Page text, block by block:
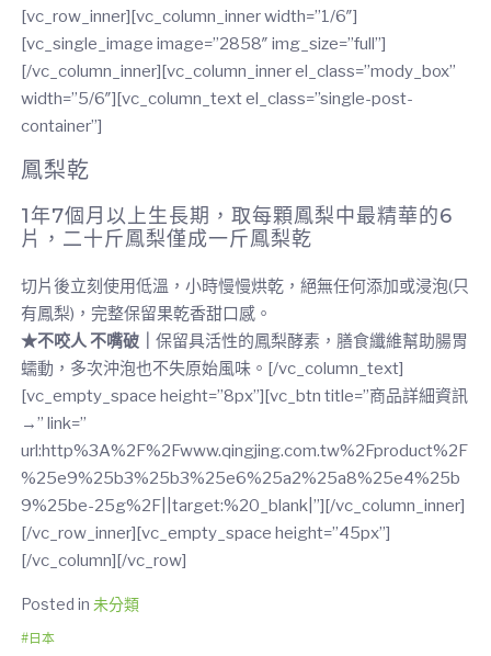
[vc_row_inner][vc_column_inner width=”1/6″]
[vc_single_image image=”2858″ img_size=”full”]
[/vc_column_inner][vc_column_inner el_class=”mody_box”
width=”5/6″][vc_column_text el_class=”single-post-
container”]
鳳梨乾
1年7個月以上生長期，取每顆鳳梨中最精華的6
片，二十斤鳳梨僅成一斤鳳梨乾
切片後立刻使用低溫，小時慢慢烘乾，絕無任何添加或浸泡(只
有鳳梨)，完整保留果乾香甜口感。
★不咬人 不嘴破｜ 保留具活性的鳳梨酵素，膳食纖維幫助腸胃
蠕動，多次沖泡也不失原始風味。[/vc_column_text]
[vc_empty_space height=”8px”][vc_btn title=”商品詳細資訊
→” link=”
url:http%3A%2F%2Fwww.qingjing.com.tw%2Fproduct%2F
%25e9%25b3%25b3%25e6%25a2%25a8%25e4%25b
9%25be-25g%2F||target:%20_blank|”][/vc_column_inner]
[/vc_row_inner][vc_empty_space height=”45px”]
[/vc_column][/vc_row]
Posted in 未分類
日本